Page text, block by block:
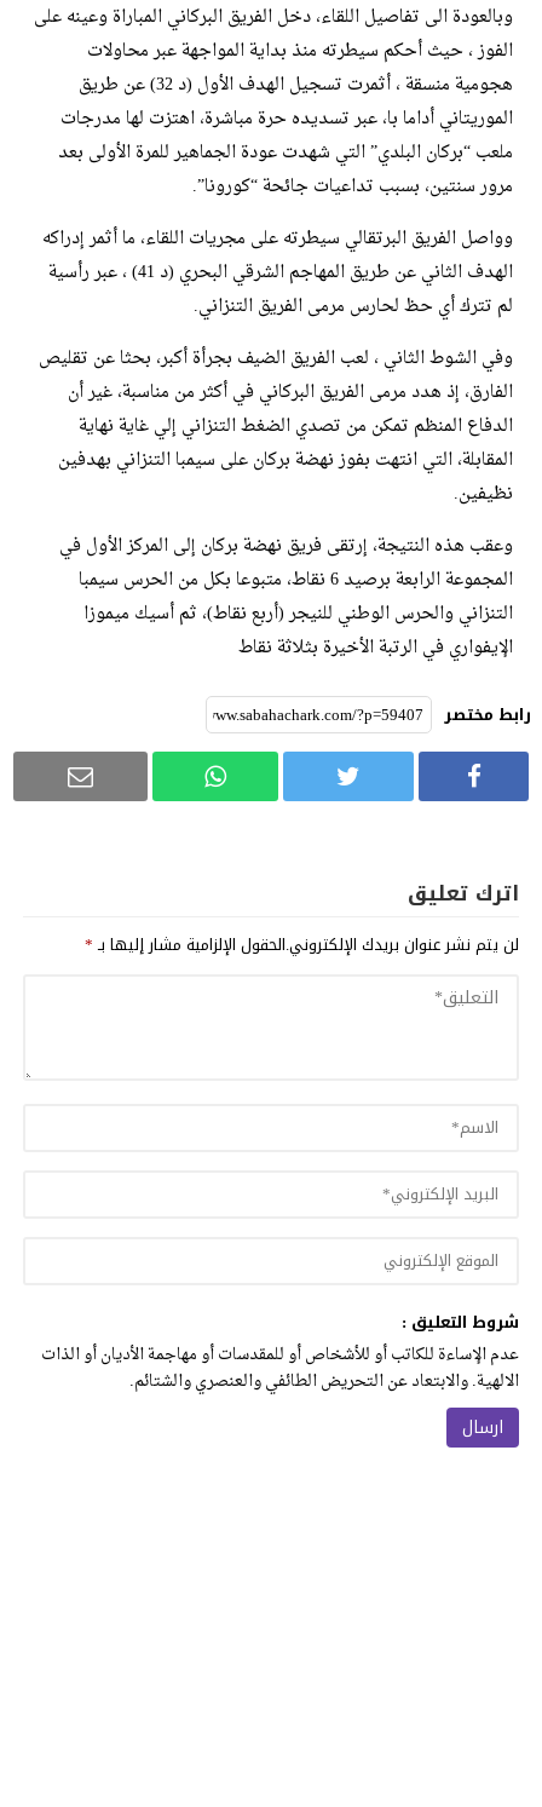
وبالعودة الى تفاصيل اللقاء، دخل الفريق البركاني المباراة وعينه على
الفوز ، حيث أحكم سيطرته منذ بداية المواجهة عبر محاولات
هجومية منسقة ، أثمرت تسجيل الهدف الأول (د 32) عن طريق
الموريتاني أداما با، عبر تسديده حرة مباشرة، اهتزت لها مدرجات
ملعب “بركان البلدي” التي شهدت عودة الجماهير للمرة الأولى بعد
مرور سنتين، بسبب تداعيات جائحة “كورونا”.
وواصل الفريق البرتقالي سيطرته على مجريات اللقاء، ما أثمر إدراكه
الهدف الثاني عن طريق المهاجم الشرقي البحري (د 41) ، عبر رأسية
لم تترك أي حظ لحارس مرمى الفريق التنزاني.
وفي الشوط الثاني ، لعب الفريق الضيف بجرأة أكبر، بحثا عن تقليص
الفارق، إذ هدد مرمى الفريق البركاني في أكثر من مناسبة، غير أن
الدفاع المنظم تمكن من تصدي الضغط التنزاني إلي غاية نهاية
المقابلة، التي انتهت بفوز نهضة بركان على سيمبا التنزاني بهدفين
نظيفين.
وعقب هذه النتيجة، إرتقى فريق نهضة بركان إلى المركز الأول في
المجموعة الرابعة برصيد 6 نقاط، متبوعا بكل من الحرس سيمبا
التنزاني والحرس الوطني للنيجر (أربع نقاط)، ثم أسيك ميموزا
الإيفواري في الرتبة الأخيرة بثلاثة نقاط
رابط مختصر
اترك تعليق
لن يتم نشر عنوان بريدك الإلكتروني.الحقول الإلزامية مشار إليها بـ*
شروط التعليق :
عدم الإساءة للكاتب أو للأشخاص أو للمقدسات أو مهاجمة الأديان أو الذات
الالهية. والابتعاد عن التحريض الطائفي والعنصري والشتائم.